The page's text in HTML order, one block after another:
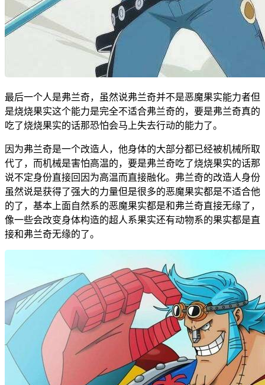
最后一个人是弗兰奇，虽然说弗兰奇并不是恶魔果实能力者但
是烧烧果实这个能力是完全不适合弗兰奇的，要是弗兰奇真的
吃了烧烧果实的话那恐怕会马上失去行动的能力了。
因为弗兰奇是一个改造人，他身体的大部分都已经被机械所取
代了，而机械是害怕高温的，要是弗兰奇吃了烧烧果实的话那
说不定身份直接回因为高温而直接融化。弗兰奇的改造人身份
虽然说是获得了强大的力量但是很多的恶魔果实都是不适合他
的了，基本上面自然系的恶魔果实都是和弗兰奇直接无缘了，
像一些会改变身体构造的超人系果实还有动物系的果实都是直
接和弗兰奇无缘的了。